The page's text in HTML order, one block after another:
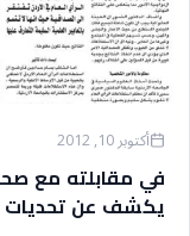
أكتوبر 10, 2012
في مقابلته مع